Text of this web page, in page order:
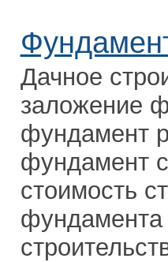
Дачное
заложение
фундамент
фундамент
стоимость
фундамента